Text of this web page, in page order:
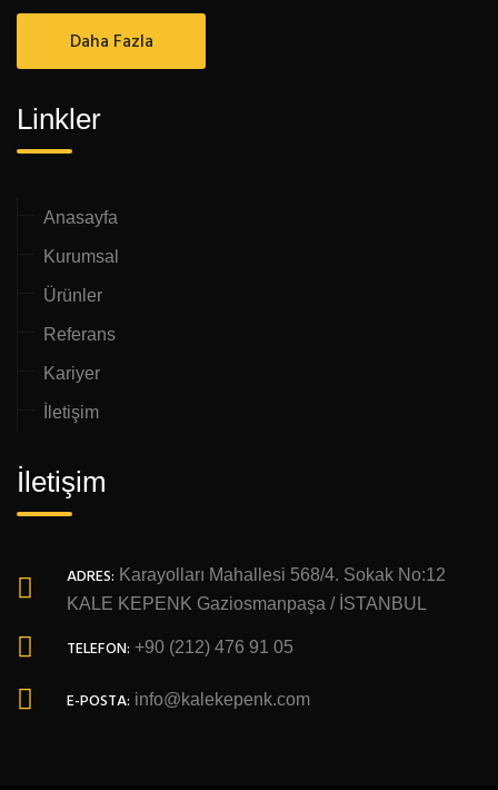
Daha Fazla
Linkler
Anasayfa
Kurumsal
Ürünler
Referans
Kariyer
İletişim
İletişim
ADRES: Karayolları Mahallesi 568/4. Sokak No:12
KALE KEPENK Gaziosmanpaşa / İSTANBUL
TELEFON: +90 (212) 476 91 05
E-POSTA: info@kalekepenk.com